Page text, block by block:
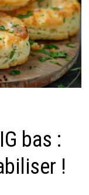
bas :
!